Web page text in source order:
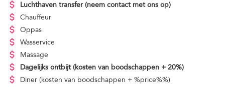
Luchthaven transfer (neem contact met ons op)
Chauffeur
Oppas
Wasservice
Massage
Dagelijks ontbijt (kosten van boodschappen + 20%)
Diner (kosten van boodschappen + %price%%)